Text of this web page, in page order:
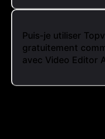
Puis-je utiliser
gratuitement
avec Video Editor